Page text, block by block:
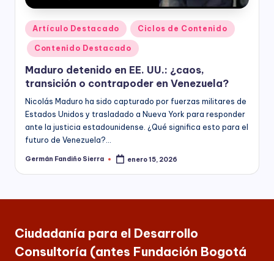
equidad
de
género,
marketing
político,
construcción
de
ciudadanía,
cultura
ciudadana,
responsabilidad
empresarial,
debida
Publicado
en
Artículo Destacado Ciclos de Contenido
Contenido Destacado
Maduro detenido en EE. UU.: ¿caos,
transición o contrapoder en Venezuela?
Nicolás Maduro ha sido capturado por fuerzas militares de
Estados Unidos y trasladado a Nueva York para responder
ante la justicia estadounidense. ¿Qué significa esto para el
futuro de Venezuela?…
Publicado
Germán Fandiño Sierra enero 15, 2026
Ciudadanía para el Desarrollo
Consultoría (antes Fundación Bogotá